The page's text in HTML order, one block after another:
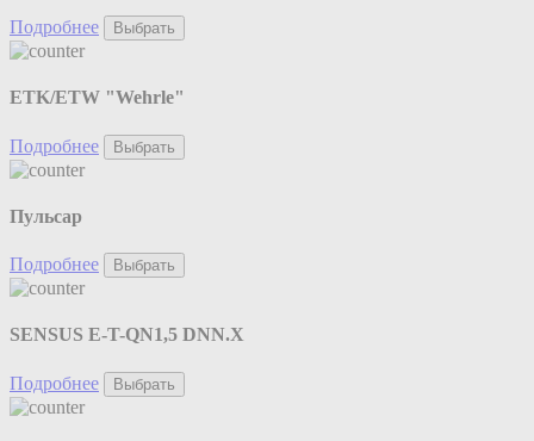
Подробнее Выбрать
ETK/ETW "Wehrle"
Подробнее Выбрать
Пульсар
Подробнее Выбрать
SENSUS E-T-QN1,5 DNN.X
Подробнее Выбрать